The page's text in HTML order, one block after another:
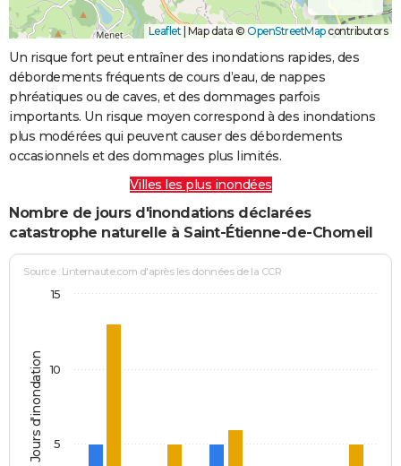
Leaflet | Map data © OpenStreetMapcontributors
Un risque fort peut entraîner des inondations rapides, des
débordements fréquents de cours d’eau, de nappes
phréatiques ou de caves, et des dommages parfois
importants. Un risque moyen correspond à des inondations
plus modérées qui peuvent causer des débordements
occasionnels et des dommages plus limités.
Villes les plus inondées
Nombre de jours d'inondations déclarées
catastrophe naturelle à Saint-Étienne-de-Chomeil
Jours d'inondation
Source : Linternaute.com d'après les données de la CCR
5
10
15